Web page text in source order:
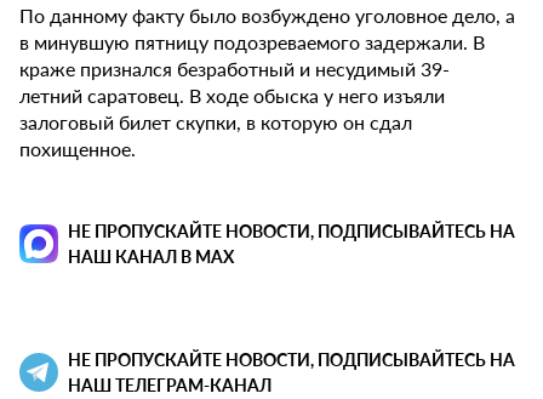
По данному факту было возбуждено уголовное дело, а
в минувшую пятницу подозреваемого задержали. В
краже признался безработный и несудимый 39-
летний саратовец. В ходе обыска у него изъяли
залоговый билет скупки, в которую он сдал
похищенное.
НЕ ПРОПУСКАЙТЕ НОВОСТИ, ПОДПИСЫВАЙТЕСЬ НА
НАШ КАНАЛ В MAX
НЕ ПРОПУСКАЙТЕ НОВОСТИ, ПОДПИСЫВАЙТЕСЬ НА
НАШ ТЕЛЕГРАМ-КАНАЛ